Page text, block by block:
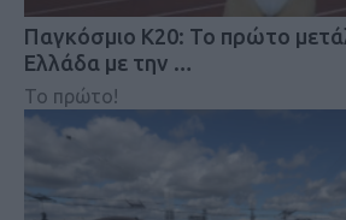
Παγκόσμιο Κ20: Το πρώτο
Ελλάδα με την …
Το πρώτο!